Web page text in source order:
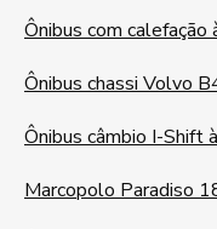
Ônibus com calefação
Ônibus chassi Volvo
Ônibus câmbio I-Shift
Marcopolo Paradiso